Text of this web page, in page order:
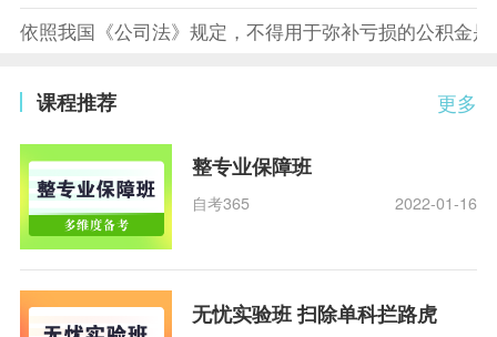
依照我国《公司法》规定，不得用于弥补亏损的公积金是
更多
课程推荐
整专业保障班
自考365 2022-01-16
无忧实验班 扫除单科拦路虎